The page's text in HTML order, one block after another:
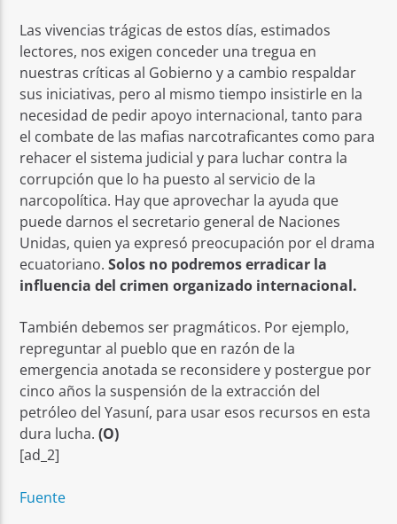
Las vivencias trágicas de estos días, estimados
lectores, nos exigen conceder una tregua en
nuestras críticas al Gobierno y a cambio respaldar
sus iniciativas, pero al mismo tiempo insistirle en la
necesidad de pedir apoyo internacional, tanto para
el combate de las mafias narcotraficantes como para
rehacer el sistema judicial y para luchar contra la
corrupción que lo ha puesto al servicio de la
narcopolítica. Hay que aprovechar la ayuda que
puede darnos el secretario general de Naciones
Unidas, quien ya expresó preocupación por el drama
ecuatoriano.Solos no podremos erradicar la
influencia del crimen organizado internacional.
También debemos ser pragmáticos. Por ejemplo,
repreguntar al pueblo que en razón de la
emergencia anotada se reconsidere y postergue por
cinco años la suspensión de la extracción del
petróleo del Yasuní, para usar esos recursos en esta
dura lucha.(O)
[ad_2]
Fuente